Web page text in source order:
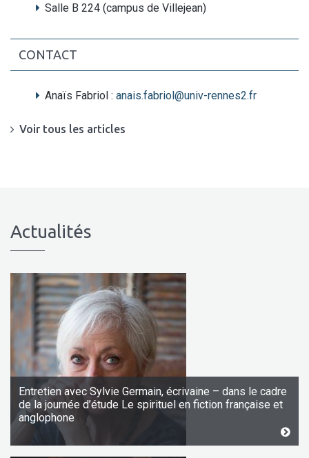
Salle B 224 (campus de Villejean)
CONTACT
Anaïs Fabriol : anais.fabriol@univ-rennes2.fr
Voir tous les articles
Actualités
Entretien avec Sylvie Germain, écrivaine – dans le cadre
de la journée d’étude Le spirituel en fiction française et
anglophone